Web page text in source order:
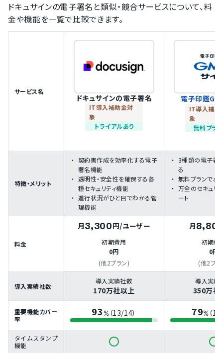
ドキュサインの電子署名と類似・競合サービスについて、料
金や機能を一覧で比較できます。
サービス名
ドキュサインの電子署名
IT導入補助金対
象
トライアルあり
電子印鑑
IT導入補助
象
無料プラ
特徴・メリット
契約書作成を効率化する電子
署名機能
透明性・安全性を確保する各
種セキュリティ機能
進行状況がひと目でわかる管
理機能
3種類の電子署
る
無料プランでお
万全のセキュリ
ート
料金
月3,300円/ユーザー
初期費用
0円
(他2プラン)
月
初期費
0円
(他2プラ
導入実績社数
導入実績社数
170万社以上
導入実績
350万社
重要機能カバー
率
93 %（13/14） 79% （
タイムスタンプ
機能